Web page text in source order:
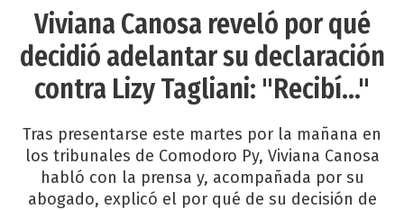
Viviana Canosa reveló por qué
decidió adelantar su declaración
contra Lizy Tagliani: "Recibí..."
Tras presentarse este martes por la mañana en
los tribunales de Comodoro Py, Viviana Canosa
habló con la prensa y, acompañada por su
abogado, explicó el por qué de su decisión de